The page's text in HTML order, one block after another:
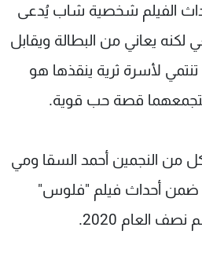
الفيلم شخصية شاب يُدعى
يعاني من البطالة ويقابل
لأسرة ثرية ينقذها هو
قصة حب قوية.
من النجمين أحمد السقا ومي
أحداث فيلم "فلوس"
العام 2020.